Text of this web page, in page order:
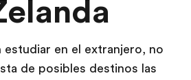
estudiar en el extranjero, no
de posibles destinos las